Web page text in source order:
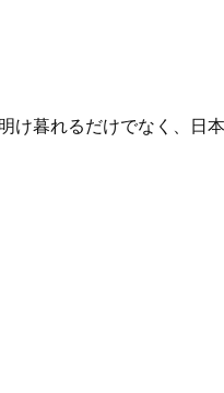
け暮れるだけでなく、日